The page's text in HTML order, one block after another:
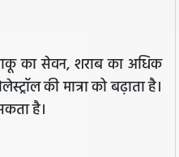
का सेवन, शराब का अधिक
की मात्रा को बढ़ाता है।
है।